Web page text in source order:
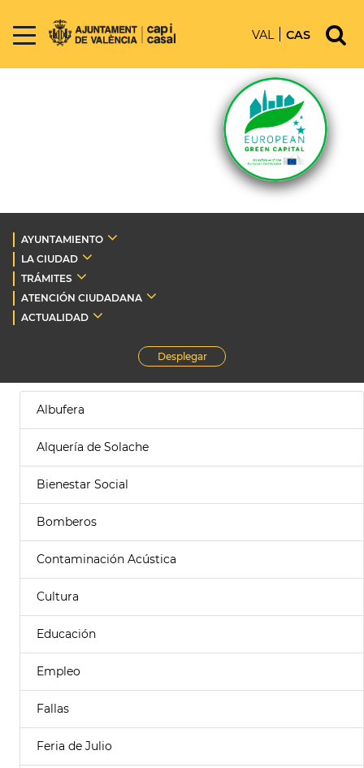
VAL CAS
AYUNTAMIENTO
LA CIUDAD
TRÁMITES
ATENCIÓN CIUDADANA
ACTUALIDAD
Desplegar
Albufera
Alquería de Solache
Bienestar Social
Bomberos
Contaminación Acústica
Cultura
Educación
Empleo
Fallas
Feria de Julio